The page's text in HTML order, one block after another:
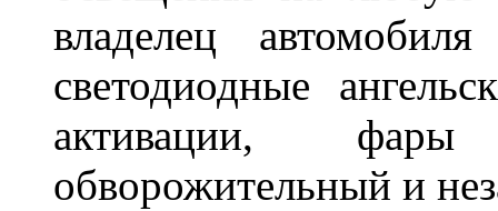
владелец
светодиодные
активации, фары
обворожительный и